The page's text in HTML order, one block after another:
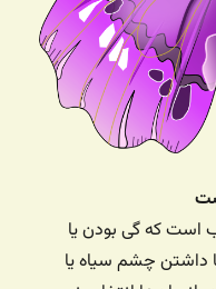
است که گی بودن یا
داشتن چشم سیاه یا